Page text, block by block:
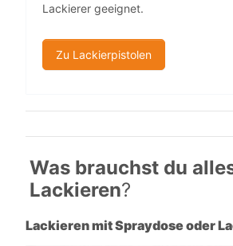
Lackierer geeignet.
Zu Lackierpistolen
Was brauchst du
Lackieren?
Lackieren mit Spraydose oder